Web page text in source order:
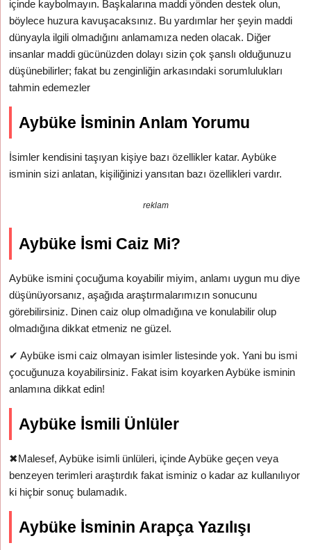
içinde kaybolmayın. Başkalarına maddi yönden destek olun,
böylece huzura kavuşacaksınız. Bu yardımlar her şeyin maddi
dünyayla ilgili olmadığını anlamamıza neden olacak. Diğer
insanlar maddi gücünüzden dolayı sizin çok şanslı olduğunuzu
düşünebilirler; fakat bu zenginliğin arkasındaki sorumlulukları
tahmin edemezler
Aybüke İsminin Anlam Yorumu
İsimler kendisini taşıyan kişiye bazı özellikler katar. Aybüke
isminin sizi anlatan, kişiliğinizi yansıtan bazı özellikleri vardır.
reklam
Aybüke İsmi Caiz Mi?
Aybüke ismini çocuğuma koyabilir miyim, anlamı uygun mu diye
düşünüyorsanız, aşağıda araştırmalarımızın sonucunu
görebilirsiniz. Dinen caiz olup olmadığına ve konulabilir olup
olmadığına dikkat etmeniz ne güzel.
✔ Aybüke ismi caiz olmayan isimler listesinde yok. Yani bu ismi
çocuğunuza koyabilirsiniz. Fakat isim koyarken Aybüke isminin
anlamına dikkat edin!
Aybüke İsmili Ünlüler
✖Malesef, Aybüke isimli ünlüleri, içinde Aybüke geçen veya
benzeyen terimleri araştırdık fakat isminiz o kadar az kullanılıyor
ki hiçbir sonuç bulamadık.
Aybüke İsminin Arapça Yazılışı